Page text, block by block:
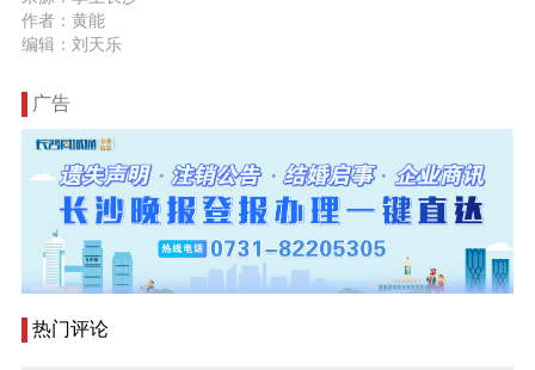
作者：黄能
编辑：刘天乐
广告
热门评论